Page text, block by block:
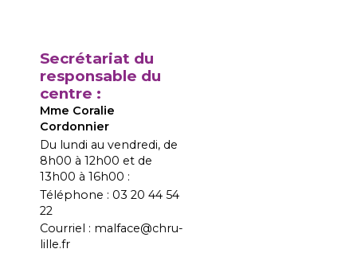
Secrétariat du
responsable du
centre :
Mme Coralie
Cordonnier
Du lundi au vendredi, de
8h00 à 12h00 et de
13h00 à 16h00 :
Téléphone : 03 20 44 54
22
Courriel : malface@chru-
lille.fr